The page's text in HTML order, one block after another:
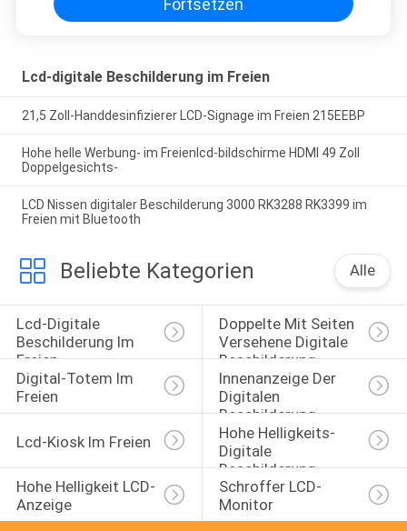
Fortsetzen
Lcd-digitale Beschilderung im Freien
21,5 Zoll-Handdesinfizierer LCD-Signage im Freien 215EEBP
Hohe helle Werbung- im Freienlcd-bildschirme HDMI 49 Zoll
Doppelgesichts-
LCD Nissen digitaler Beschilderung 3000 RK3288 RK3399 im
Freien mit Bluetooth
Beliebte Kategorien Alle
Lcd-Digitale
Beschilderung Im
Freien
Doppelte Mit Seiten
Versehene Digitale
Beschilderung
Digital-Totem Im
Freien
Innenanzeige Der
Digitalen
Beschilderung
Lcd-Kiosk Im Freien
Hohe Helligkeits-
Digitale
Beschilderung
Hohe Helligkeit LCD-
Anzeige
Schroffer LCD-
Monitor